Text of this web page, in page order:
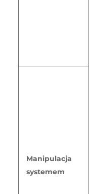
Manipulacja
systemem